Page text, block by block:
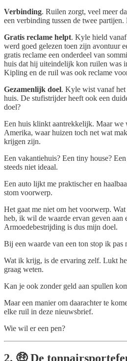
Verbinding. Ruilen zorgt, veel meer
een verbinding tussen de twee partijen.
Gratis reclame helpt. Kyle hield
werd goed gelezen toen zijn avontuur
gratis reclame een onderdeel van
huis dat hij uiteindelijk kon ruilen was
Kipling en de ruil was ook reclame
Gezamenlijk doel. Kyle wist vanaf
huis. De stufistrijder heeft ook een
doel?
Een huis klinkt aantrekkelijk. Maar we
Amerika, waar huizen toch net wat
krijgen zijn.
Een vakantiehuis? Een tiny house?
steeds niet ideaal.
Een auto lijkt me praktischer en
stom voorwerp.
Het gaat me niet om het voorwerp.
heb, ik wil de waarde ervan geven aan
Armoedebestrijding is dus mijn doel.
Bij een waarde van een ton stop ik pas
Wat ik krijg, is de ervaring zelf. Lukt
graag weten.
Kan je ook zonder geld aan spullen
Maar een manier om daarachter te
elke ruil in deze nieuwsbrief.
Wie wil er een pen?
2. 🤑 De